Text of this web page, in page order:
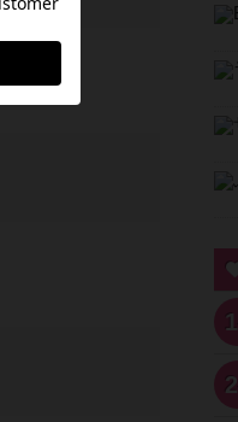
1
2